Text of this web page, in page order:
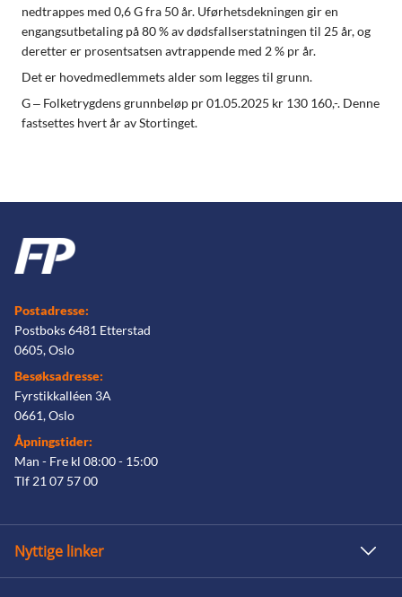
nedtrappes med 0,6 G fra 50 år. Uførhetsdekningen gir en
engangsutbetaling på 80 % av dødsfallserstatningen til 25 år, og
deretter er prosentsatsen avtrappende med 2 % pr år.
Det er hovedmedlemmets alder som legges til grunn.
G – Folketrygdens grunnbeløp pr 01.05.2025 kr 130 160,-. Denne
fastsettes hvert år av Stortinget.
Nyttige linker
Postadresse:
Postboks 6481 Etterstad
0605, Oslo
Besøksadresse:
Fyrstikkalléen 3A
0661, Oslo
Åpningstider:
Man - Fre kl 08:00 - 15:00
Tlf 21 07 57 00